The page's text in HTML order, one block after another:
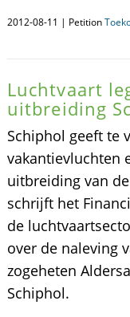
2012-08-11 | Petition
Luchtvaart
uitbreiding
Schiphol geeft te
vakantievluchten
uitbreiding van
schrijft het
de
over de naleving
zogeheten
Schiphol.